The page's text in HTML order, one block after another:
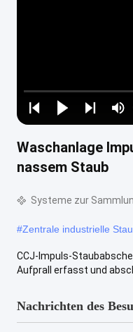
Play
Play
Play
Loaded:
0%
Waschanlage
nassem Staub
Systeme zur
#Zentrale industrielle
CCJ-Impuls-
Aufprall erfasst und
Nachrichten des